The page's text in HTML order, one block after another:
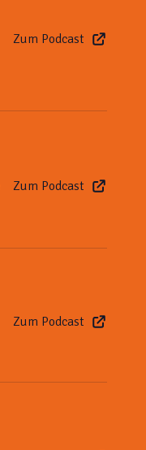
Zum Podcast
Zum Podcast
Zum Podcast